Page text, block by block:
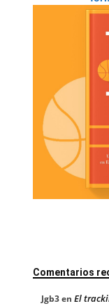
Comentarios
Jgb3en El